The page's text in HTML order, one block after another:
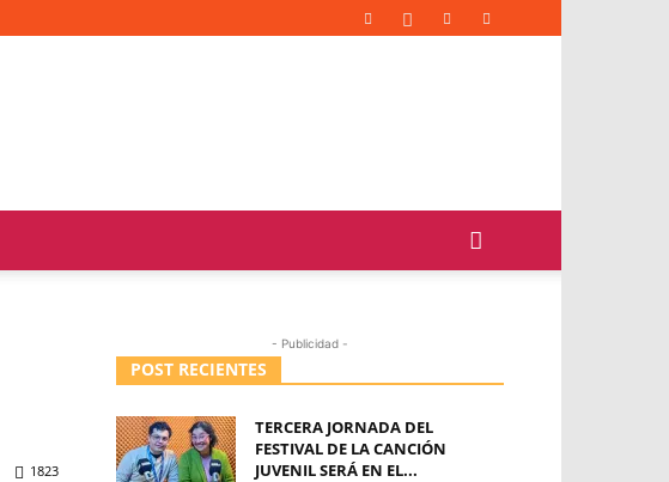
1823
- Publicidad -
POST RECIENTES
TERCERA JORNADA DEL
FESTIVAL DE LA CANCIÓN
JUVENIL SERÁ EN EL...